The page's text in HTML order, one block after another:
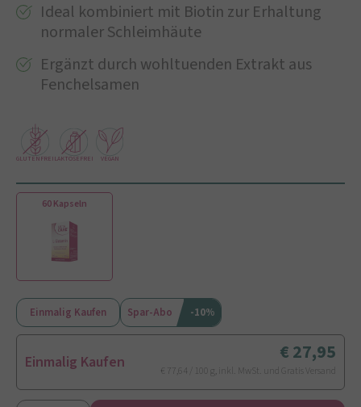
Ideal kombiniert mit Biotin zur Erhaltung
normaler Schleimhäute
Ergänzt durch wohltuenden Extrakt aus
Fenchelsamen
GLUTENFREILAKTOSEFREI VEGAN
60 Kapseln
Einmalig Kaufen Spar-Abo -10%
Einmalig Kaufen 27,95
€ 77,64 / 100 g, inkl. MwSt. und Gratis Versand